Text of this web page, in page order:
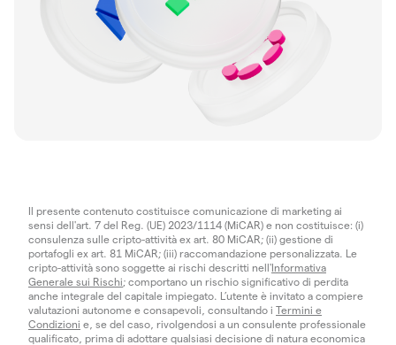
Il presente contenuto costituisce comunicazione di marketing ai
sensi dell'art. 7 del Reg. (UE) 2023/1114 (MiCAR) e non costituisce: (i)
consulenza sulle cripto-attività ex art. 80 MiCAR; (ii) gestione di
portafogli ex art. 81 MiCAR; (iii) raccomandazione personalizzata. Le
cripto-attività sono soggette ai rischi descritti nell'Informativa
Generale sui Rischi; comportano un rischio significativo di perdita
anche integrale del capitale impiegato. L’utente è invitato a compiere
valutazioni autonome e consapevoli, consultando i Termini e
Condizioni e, se del caso, rivolgendosi a un consulente professionale
qualificato, prima di adottare qualsiasi decisione di natura economica